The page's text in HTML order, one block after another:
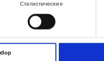
Статистические